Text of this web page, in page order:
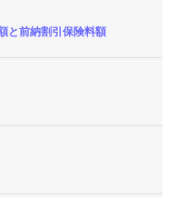
と前納割引保険料額